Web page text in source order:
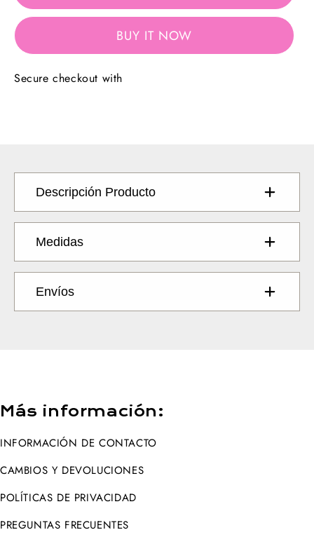
TOP
LINA
TARTÁN
BUY IT NOW
Secure checkout with
Descripción Producto
Medidas
Envíos
Más información:
INFORMACIÓN DE CONTACTO
CAMBIOS Y DEVOLUCIONES
POLÍTICAS DE PRIVACIDAD
PREGUNTAS FRECUENTES